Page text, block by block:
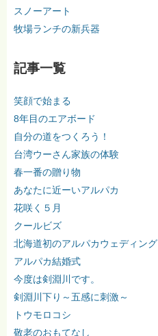
スノーアート
牧場ランチの新兵器
記事一覧
笑顔で始まる
8年目のエアボード
自分の道をつくろう！
台湾ウーさん家族の体験
春一番の贈り物
あなたに近ーいアルパカ
花咲く５月
クールビズ
北海道初のアルパカウェディング
アルパカ結婚式
今度は剣淵川です。
剣淵川下り～五感に刺激～
トウモロコシ
敬老のおもてなし